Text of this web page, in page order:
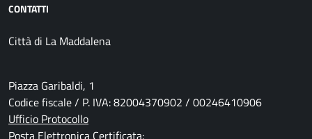
CONTATTI
Città di La Maddalena
Piazza Garibaldi, 1
Codice fiscale / P. IVA: 82004370902 / 00246410906
Ufficio Protocollo
Posta Elettronica Certificata: